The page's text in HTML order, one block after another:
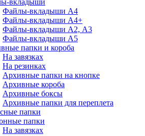
вкладыши
Файлы-вкладыши А4
Файлы-вкладыши А4+
Файлы-вкладыши А2, А3
Файлы-вкладыши А5
папки и короба
На завязках
На резинках
Архивные папки на кнопке
Архивные короба
Архивные боксы
Архивные папки для переплета
папки
папки
На завязках